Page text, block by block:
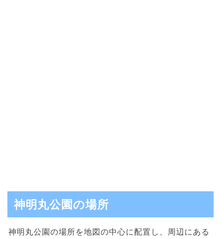
神明丸公園の場所
神明丸公園の場所を地図の中心に配置し、周辺にある